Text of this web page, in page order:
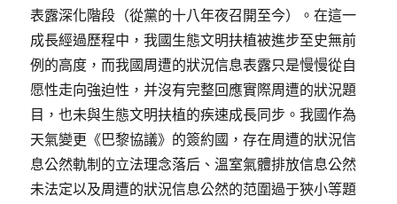
表露深化階段（從黨的十八年夜召開至今）。在這一
成長經過歷程中，我國生態文明扶植被進步至史無前
例的高度，而我國周遭的狀況信息表露只是慢慢從自
愿性走向強迫性，并沒有完整回應實際周遭的狀況題
目，也未與生態文明扶植的疾速成長同步。我國作為
天氣變更《巴黎協議》的簽約國，存在周遭的狀況信
息公然軌制的立法理念落后、溫室氣體排放信息公然
未法定以及周遭的狀況信息公然的范圍過于狹小等題